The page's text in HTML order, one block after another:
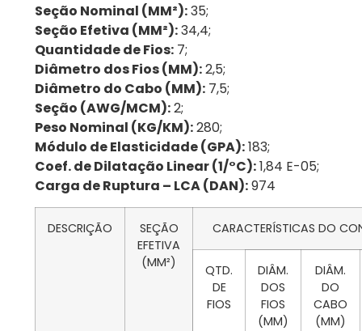
Seção Nominal (MM²):35;
Seção Efetiva (MM²):34,4;
Quantidade de Fios: 7;
Diâmetro dos Fios (MM):2,5;
Diâmetro do Cabo (MM): 7,5;
Seção (AWG/MCM):2;
Peso Nominal (KG/KM):280;
Módulo de Elasticidade (GPA):183;
Coef. de Dilatação Linear (1/°C):1,84 E-05;
Carga de Ruptura – LCA (DAN):974
DESCRIÇÃO
SEÇÃO
EFETIVA
(MM²)
CARACTERÍSTICAS DO
QTD.
DE
FIOS
DIÂM.
DOS
FIOS
(MM)
DIÂM.
DO
CABO
(MM)